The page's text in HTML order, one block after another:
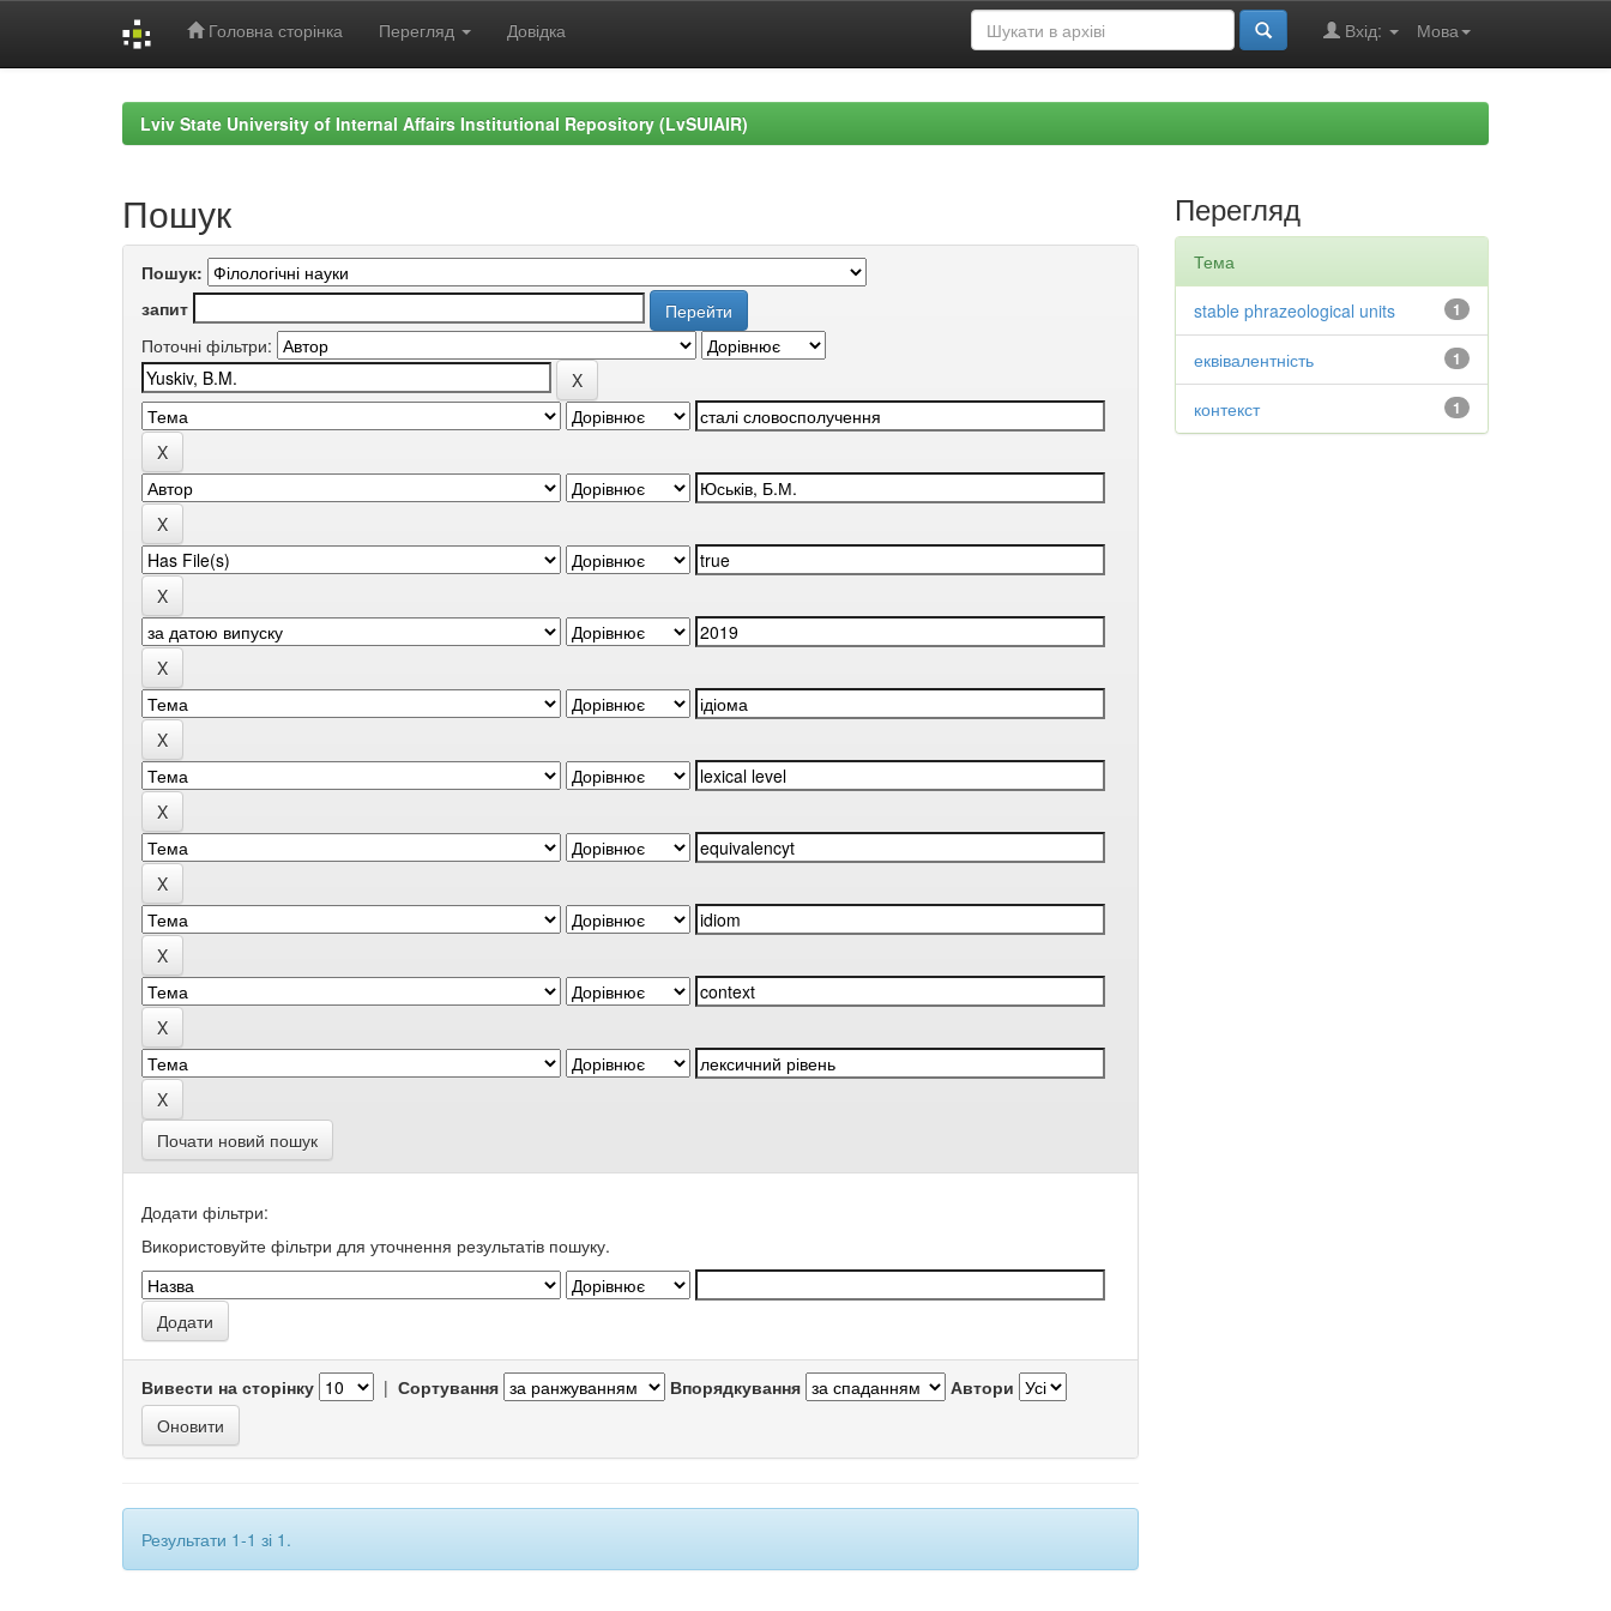
Головна сторінка Перегляд Довідка Мова
Вхід:
Lviv State University of Internal Affairs Institutional Repository (LvSUIAIR)
Пошук
Пошук:
запит
Поточні фільтри:
Почати новий пошук
Додати фільтри:
Використовуйте фільтри для уточнення результатів пошуку.
Вивести на сторінку | Сортування Впорядкування Автори
Результати 1-1 зі 1.
Перегляд
Тема
1
stable phrazeological units
1
еквівалентність
1
контекст